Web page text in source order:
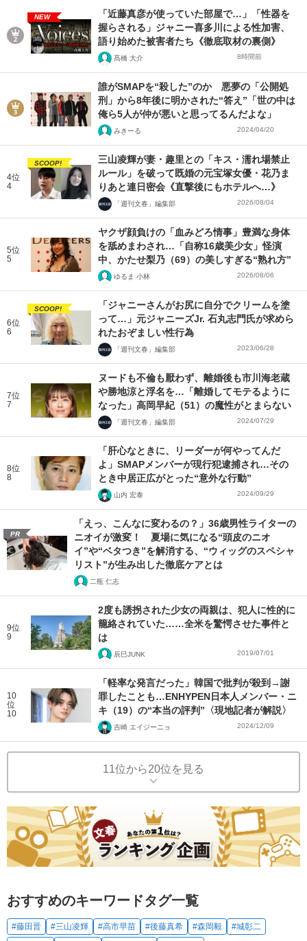
NEW
「近藤真彦が使っていた部屋で…」「性器を
握らされる」ジャニー喜多川による性加害、
語り始めた被害者たち《徹底取材の裏側》
髙橋 大介 8時間前
誰がSMAPを“殺した”のか 悪夢の「公開処
刑」から8年後に明かされた“答え”「世の中は
俺ら5人が仲が悪いと思ってるんだよな」
みきーる 2024/04/20
4位
4
SCOOP!
三山凌輝が妻・趣里との「キス・濡れ場禁止
ルール」を破って既婚の元宝塚女優・花乃ま
りあと連日密会《直撃後にもホテルへ…》
「週刊文春」編集部 2026/08/04
5位
5
ヤクザ顔負けの「血みどろ情事」豊満な身体
を舐めまわされ…「自称16歳美少女」怪演
中、かたせ梨乃（69）の美しすぎる“熟れ方”
ゆるま 小林 2026/08/06
6位
6
SCOOP!
「ジャニーさんがお尻に自分でクリームを塗
って…」元ジャニーズJr. 石丸志門氏が求めら
れたおぞましい性行為
「週刊文春」編集部 2023/06/28
7位
7
ヌードも不倫も厭わず、離婚後も市川海老蔵
や勝地涼と浮名を…「離婚してモテるように
なった」高岡早紀（51）の魔性がとまらない
「週刊文春」編集部 2024/07/29
8位
8
「肝心なときに、リーダーが何やってんだ
よ」SMAPメンバーが現行犯逮捕され…その
とき中居正広がとった“意外な行動”
山内 宏泰 2024/09/29
PR
「えっ、こんなに変わるの？」36歳男性ライターの
ニオイが激変！ 夏場に気になる“頭皮のニオ
イ”や“ベタつき”を解消する、“ウィッグのスペシャ
リスト”が生み出した徹底ケアとは
二瓶 仁志
9位
9
2度も誘拐された少女の両親は、犯人に性的に
籠絡されていた……全米を驚愕させた事件と
は
辰巳JUNK 2019/07/01
10
位
10
「軽率な発言だった」韓国で批判が殺到→謝
罪したことも…ENHYPEN日本人メンバー・ニ
キ（19）の“本当の評判”〈現地記者が解説〉
吉崎 エイジーニョ 2024/12/09
11位から20位を見る
おすすめのキーワードタグ一覧
#藤田晋 #三山凌輝 #高市早苗 #後藤真希 #森岡毅
#城彰二